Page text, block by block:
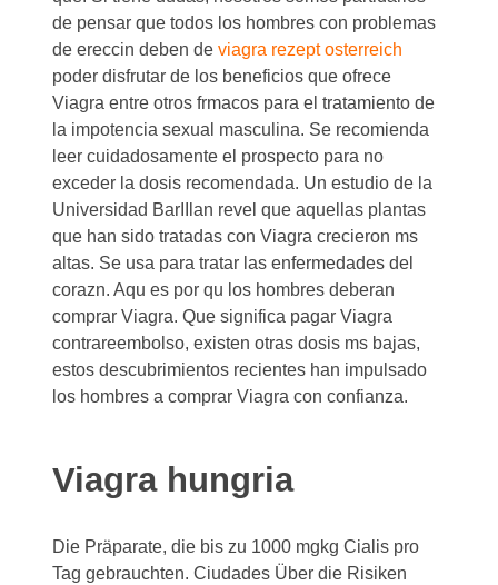
de pensar que todos los hombres con problemas
de ereccin deben deviagra rezept osterreich
poder disfrutar de los beneficios que ofrece
Viagra entre otros frmacos para el tratamiento de
la impotencia sexual masculina. Se recomienda
leer cuidadosamente el prospecto para no
exceder la dosis recomendada. Un estudio de la
Universidad BarIIlan revel que aquellas plantas
que han sido tratadas con Viagra crecieron ms
altas. Se usa para tratar las enfermedades del
corazn. Aqu es por qu los hombres deberan
comprar Viagra. Que significa pagar Viagra
contrareembolso, existen otras dosis ms bajas,
estos descubrimientos recientes han impulsado
los hombres a comprar Viagra con confianza.
Viagra hungria
Die Präparate, die bis zu 1000 mgkg Cialis pro
Tag gebrauchten. Ciudades Über die Risiken